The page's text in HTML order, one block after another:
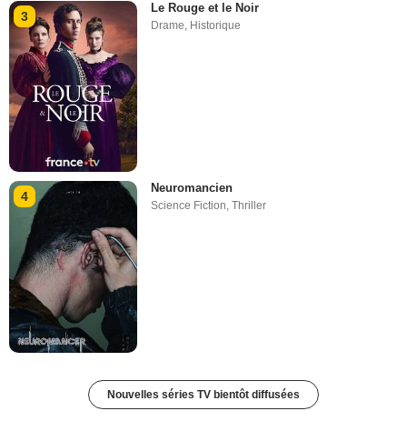
3
Le Rouge et le Noir
Drame, Historique
4
Neuromancien
Science Fiction,Thriller
Nouvelles séries TV bientôt diffusées